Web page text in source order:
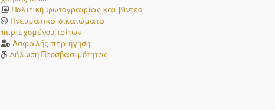
Πολιτική φωτογραφίας και βίντεο
Πνευματικά δικαιώματα
περιεχομένου τρίτων
Ασφαλής περιήγηση
Δήλωση Προσβασιμότητας